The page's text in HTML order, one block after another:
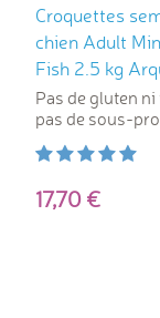
Croquettes
chien Adult
Fish 2.5 kg
Pas de gluten
pas de sous-
17,70